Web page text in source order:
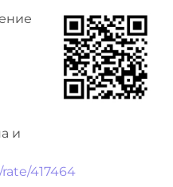
и
417464